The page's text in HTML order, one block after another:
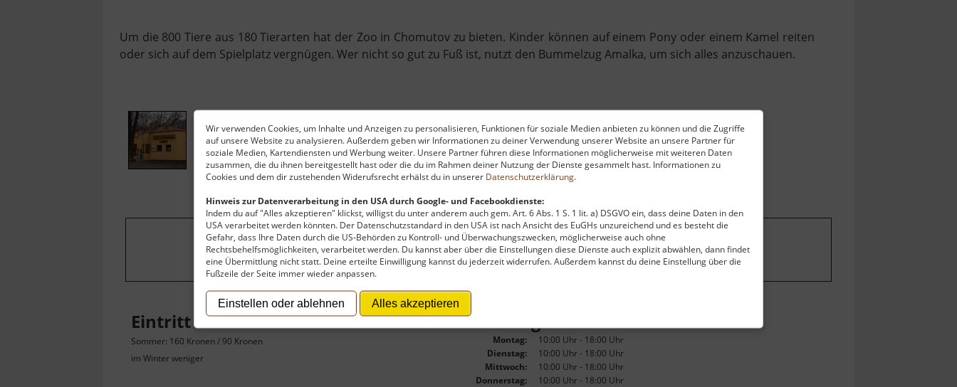
Wir verwenden Cookies, um Inhalte und Anzeigen zu personalisieren, Funktionen für soziale Medien anbieten zu können und die Zugriffe
auf unsere Website zu analysieren. Außerdem geben wir Informationen zu deiner Verwendung unserer Website an unsere Partner für
soziale Medien, Kartendiensten und Werbung weiter. Unsere Partner führen diese Informationen möglicherweise mit weiteren Daten
zusammen, die du ihnen bereitgestellt hast oder die du im Rahmen deiner Nutzung der Dienste gesammelt hast. Informationen zu
Cookies und dem dir zustehenden Widerufsrecht erhälst du in unserer Datenschutzerklärung.
Hinweis zur Datenverarbeitung in den USA durch Google- und Facebookdienste:
Indem du auf "Alles akzeptieren" klickst, willigst du unter anderem auch gem. Art. 6 Abs. 1 S. 1 lit. a) DSGVO ein, dass deine Daten in den
USA verarbeitet werden könnten. Der Datenschutzstandard in den USA ist nach Ansicht des EuGHs unzureichend und es besteht die
Gefahr, dass Ihre Daten durch die US-Behörden zu Kontroll- und Überwachungszwecken, möglicherweise auch ohne
Rechtsbehelfsmöglichkeiten, verarbeitet werden. Du kannst aber über die Einstellungen diese Dienste auch explizit abwählen, dann findet
eine Übermittlung nicht statt. Deine erteilte Einwilligung kannst du jederzeit widerrufen. Außerdem kannst du deine Einstellung über die
Fußzeile der Seite immer wieder anpassen.
Einstellen oder ablehnen Alles akzeptieren
Um die 800 Tiere aus 180 Tierarten hat der Zoo in Chomutov zu bieten. Kinder können auf einem Pony oder einem Kamel reiten
oder sich auf dem Spielplatz vergnügen. Wer nicht so gut zu Fuß ist, nutzt den Bummelzug Amalka, um sich alles anzuschauen.
Um dieses Projekt zu finanzieren, wird hier Werbung eingeblendet.Cookie-Einstellungen ändern.
Eintritt
Sommer: 160 Kronen / 90 Kronen
im Winter weniger
Öffnungszeiten
Montag:
10:00 Uhr - 18:00 Uhr
Dienstag:
10:00 Uhr - 18:00 Uhr
Mittwoch:
10:00 Uhr - 18:00 Uhr
Donnerstag:
10:00 Uhr - 18:00 Uhr